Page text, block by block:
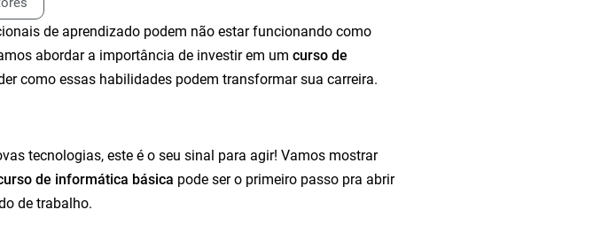
de aprendizado podem não estar funcionando como
abordar a importância de investir em um curso de
como essas habilidades podem transformar sua carreira.
tecnologias, este é o seu sinal para agir! Vamos mostrar
de informática básica pode ser o primeiro passo pra abrir
de trabalho.